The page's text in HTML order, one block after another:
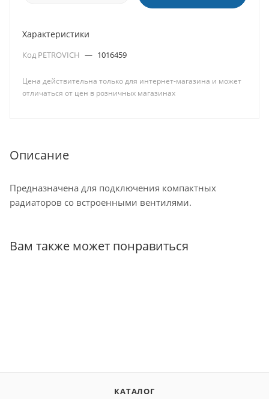
Характеристики
Код PETROVICH — 1016459
Цена действительна только для интернет-магазина и может
отличаться от цен в розничных магазинах
Описание
Предназначена для подключения компактных
радиаторов со встроенными вентилями.
Вам также может понравиться
КАТАЛОГ